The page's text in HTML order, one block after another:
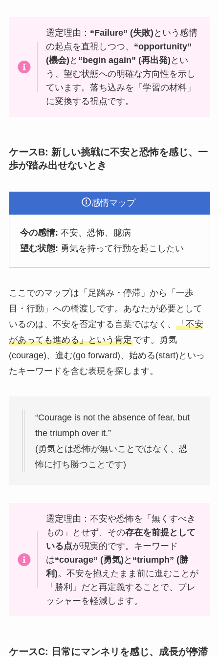
選定理由： “Failure” (失敗) という感情
の起点を直視しつつ、 “opportunity”
(機会) と “begin again” (再出発) とい
う、望む状態への明確な方向性を示し
ています。落ち込みを「学習の材料」
に変換する視点です。
ケースB: 新しい挑戦に不安と恐怖を感じ、一
歩が踏み出せないとき
感情マップ
今の感情: 不安、恐怖、臆病
望む状態: 勇気を持って行動を起こしたい
ここでのマップは「足踏み・停滞」から「一歩
目・行動」への橋渡しです。あなたが必要として
いるのは、不安を否定する言葉ではなく、 「不安
があっても進める」という肯定です。勇気
(courage)、進む(go forward)、始める(start)といっ
たキーワードを含む表現を探します。
“Courage is not the absence of fear, but
the triumph over it.”
(勇気とは恐怖が無いことではなく、恐
怖に打ち勝つことです)
選定理由：不安や恐怖を「無くすべき
もの」とせず、その存在を前提として
いる点が現実的です。キーワード
は“courage” (勇気) と “triumph” (勝
利)。不安を抱えたまま前に進むことが
「勝利」だと再定義することで、プレ
ッシャーを軽減します。
ケースC: 日常にマンネリを感じ、成長が停滞